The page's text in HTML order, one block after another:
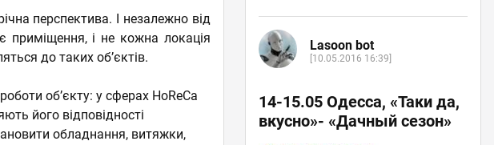
перспектива. І незалежно від
приміщення, і не кожна локація
до таких об’єктів.
об’єкту: у сферах HoReCa
його відповідності
обладнання, витяжки,
Lasoon bot
[10.05.2016 16:39]
14-15.05 Одесса, «Таки да,
вкусно»- «Дачный сезон»